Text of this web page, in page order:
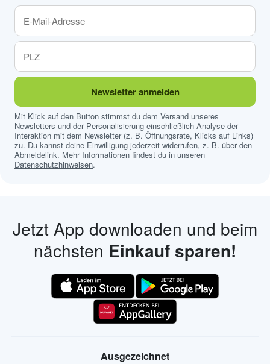
Newsletter anmelden
Mit Klick auf den Button stimmst du dem Versand unseres
Newsletters und der Personalisierung einschließlich Analyse der
Interaktion mit dem Newsletter (z. B. Öffnungsrate, Klicks auf Links)
zu. Du kannst deine Einwilligung jederzeit widerrufen, z. B. über den
Abmeldelink. Mehr Informationen findest du in unseren
Datenschutzhinweisen.
Jetzt App downloaden und beim
nächsten Einkauf sparen!
Ausgezeichnet